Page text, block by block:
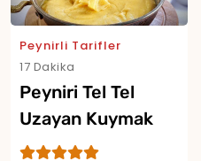
Peynirli Tarifler
17 Dakika
Peyniri Tel Tel
Uzayan Kuymak
Tarifi